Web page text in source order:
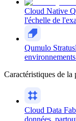
Cloud Native
l'échelle de
Qumulo Stratus
Caractéristiques de la
Cloud Data
données,